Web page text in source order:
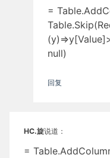
=
null)
回复
HC.旋说道：
=